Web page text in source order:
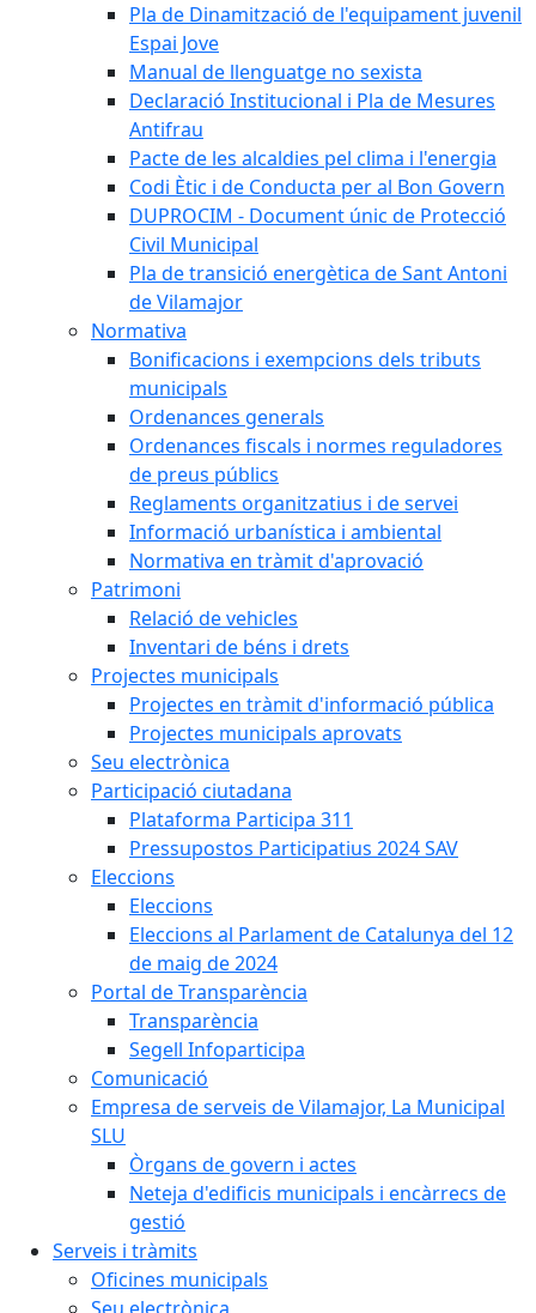
Pla de Dinamització de l'equipament juvenil
Espai Jove
Manual de llenguatge no sexista
Declaració Institucional i Pla de Mesures
Antifrau
Pacte de les alcaldies pel clima i l'energia
Codi Ètic i de Conducta per al Bon Govern
DUPROCIM - Document únic de Protecció
Civil Municipal
Pla de transició energètica de Sant Antoni
de Vilamajor
Normativa
Bonificacions i exempcions dels tributs
municipals
Ordenances generals
Ordenances fiscals i normes reguladores
de preus públics
Reglaments organitzatius i de servei
Informació urbanística i ambiental
Normativa en tràmit d'aprovació
Patrimoni
Relació de vehicles
Inventari de béns i drets
Projectes municipals
Projectes en tràmit d'informació pública
Projectes municipals aprovats
Seu electrònica
Participació ciutadana
Plataforma Participa 311
Pressupostos Participatius 2024 SAV
Eleccions
Eleccions
Eleccions al Parlament de Catalunya del 12
de maig de 2024
Portal de Transparència
Transparència
Segell Infoparticipa
Comunicació
Empresa de serveis de Vilamajor, La Municipal
SLU
Òrgans de govern i actes
Neteja d'edificis municipals i encàrrecs de
gestió
Serveis i tràmits
Oficines municipals